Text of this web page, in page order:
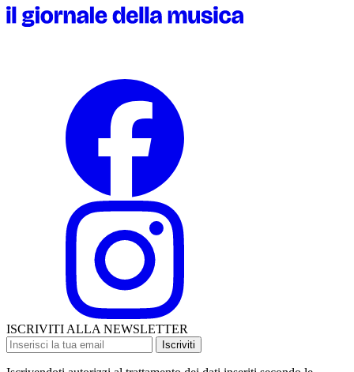
ISCRIVITI ALLA NEWSLETTER
Iscriviti